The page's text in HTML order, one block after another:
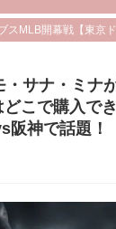
スMLB開幕戦【東京ド
・サナ・ミナ
こで購入で
阪神で話題！